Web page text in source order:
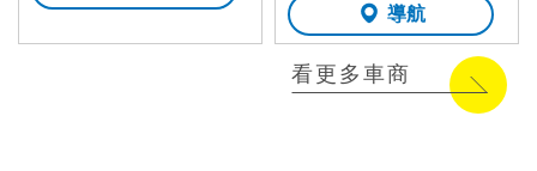
導航
看更多車商